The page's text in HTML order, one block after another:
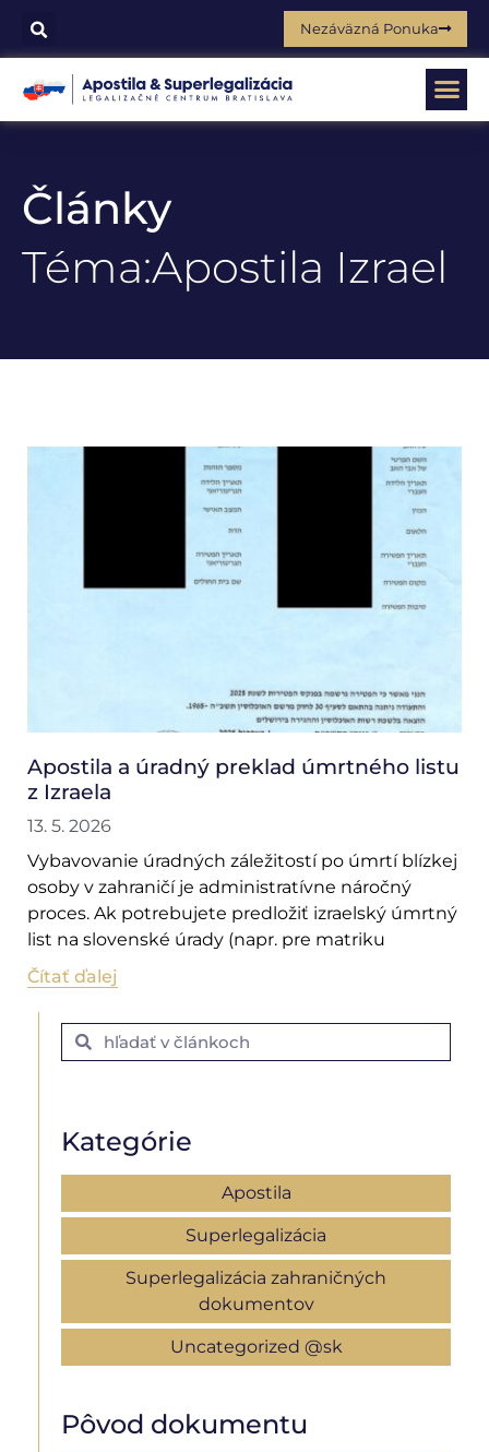
Nezáväzná Ponuka
Články
Téma:Apostila Izrael
Apostila a úradný preklad úmrtného listu
z Izraela
13. 5. 2026
Vybavovanie úradných záležitostí po úmrtí blízkej
osoby v zahraničí je administratívne náročný
proces. Ak potrebujete predložiť izraelský úmrtný
list na slovenské úrady (napr. pre matriku
Čítať ďalej
Kategórie
Apostila
Superlegalizácia
Superlegalizácia zahraničných
dokumentov
Uncategorized @sk
Pôvod dokumentu